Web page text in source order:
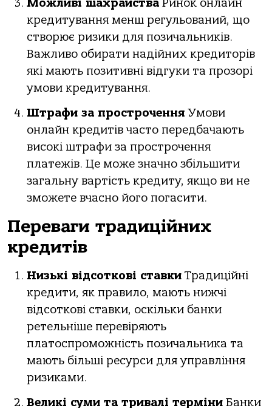
Можливі шахрайства Ринок онлайн
кредитування менш регульований, що
створює ризики для позичальників.
Важливо обирати надійних кредиторів
які мають позитивні відгуки та прозорі
умови кредитування.
Штрафи за прострочення Умови
онлайн кредитів часто передбачають
високі штрафи за прострочення
платежів. Це може значно збільшити
загальну вартість кредиту, якщо ви не
зможете вчасно його погасити.
Переваги традиційних
кредитів
Низькі відсоткові ставки Традиційні
кредити, як правило, мають нижчі
відсоткові ставки, оскільки банки
ретельніше перевіряють
платоспроможність позичальника та
мають більші ресурси для управління
ризиками.
Великі суми та тривалі терміни Банки